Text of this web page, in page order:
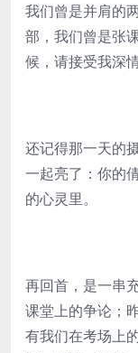
我们曾是并肩的
部，我们曾是张
候，请接受我深
还记得那一天的
一起亮了：你的
的心灵里。
再回首，是一串
课堂上的争论；
有我们在考场上